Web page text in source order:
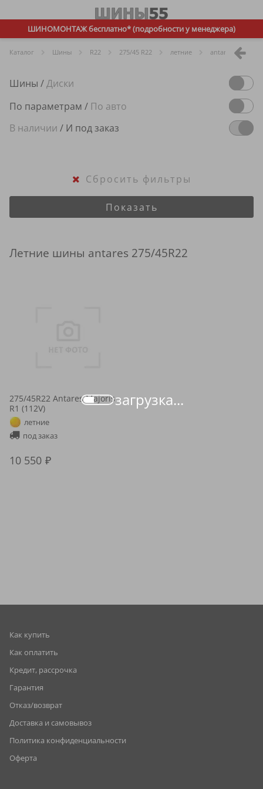
ШИНОМОНТАЖ бесплатно* (подробности у менеджера)
Каталог Шины R22 275/45 R22 летние antares
Шины /Диски
По параметрам / По авто
В наличии / И под заказ
загрузка...
Показать
Сбросить фильтры
Летние шины antares 275/45R22
275/45R22 Antares Majoris
R1 (112V)
летние
под заказ
10 550
Как купить
Как оплатить
Кредит, рассрочка
Гарантия
Отказ/возврат
Доставка и самовывоз
Политика конфиденциальности
Оферта